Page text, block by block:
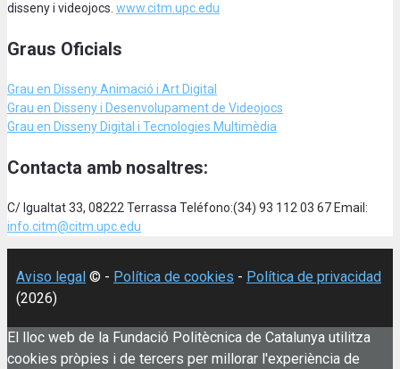
disseny i videojocs. www.citm.upc.edu
Graus Oficials
Grau en Disseny Animació i Art Digital
Grau en Disseny i Desenvolupament de Videojocs
Grau en Disseny Digital i Tecnologies Multimèdia
Contacta amb nosaltres:
C/ Igualtat 33, 08222 Terrassa Teléfono:(34) 93 112 03 67 Email:
info.citm@citm.upc.edu
Aviso legal © - Política de cookies - Política de privacidad
(2026)
El lloc web de la Fundació Politècnica de Catalunya utilitza
cookies pròpies i de tercers per millorar l'experiència de